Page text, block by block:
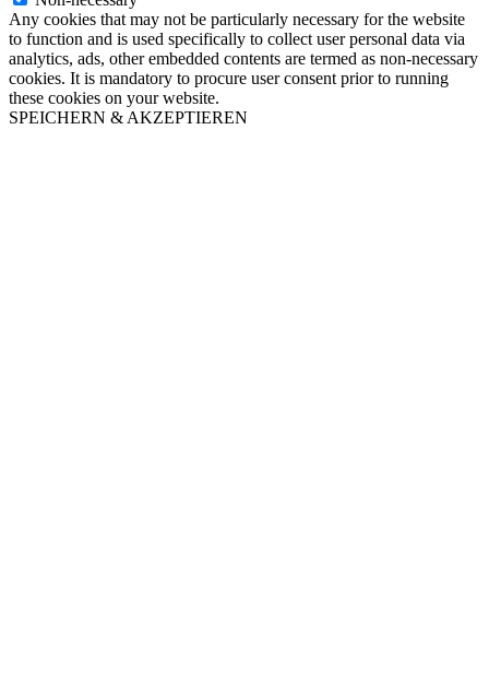
Any cookies that may not be particularly necessary for the website
to function and is used specifically to collect user personal data via
analytics, ads, other embedded contents are termed as non-necessary
cookies. It is mandatory to procure user consent prior to running
these cookies on your website.
SPEICHERN & AKZEPTIEREN